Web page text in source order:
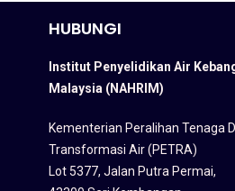
HUBUNGI
Institut Penyelidikan Air
Malaysia (NAHRIM)
Kementerian Peralihan Tenaga
Transformasi Air (PETRA)
Lot 5377, Jalan Putra Permai,